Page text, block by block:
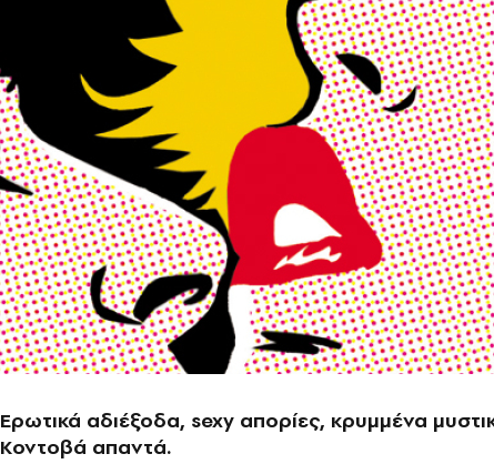
Ερωτικά αδιέξοδα, sexy απορίες, κρυμμένα
Κοντοβά απαντά.